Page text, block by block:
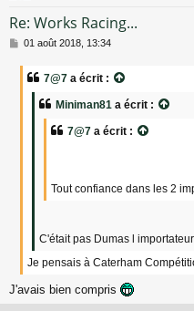
Re: Works Racing...
M
01 août 2018, 13:34
7@7 a écrit :
Miniman81 a écrit :
7@7 a écrit :
Tout confiance dans les 2
C'était pas Dumas l
Je pensais à Caterham
J'avais bien compris